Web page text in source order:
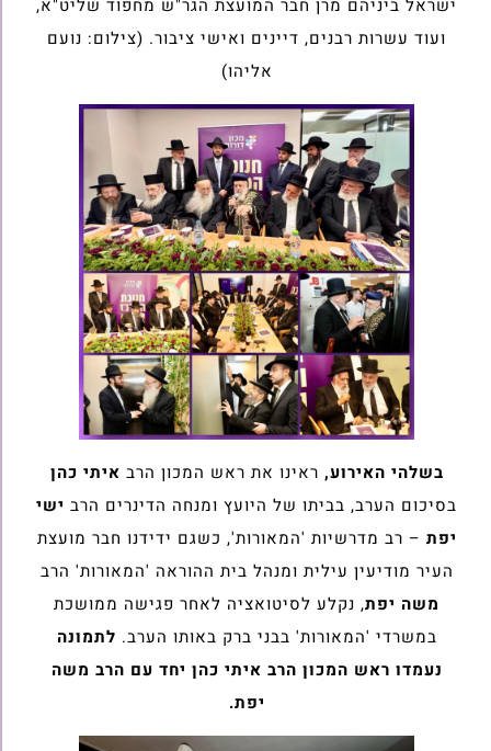
ישראל ביניהם מרן חבר המועצת הגר"ש מחפוד שליט"א,
ועוד עשרות רבנים, דיינים ואישי ציבור. (צילום: נועם
אליהו)
בשלהי האירוע, ראינו את ראש המכון הרב איתי כהן
בסיכום הערב, בביתו של היועץ ומנחה הדינרים הרב ישי
יפת – רב מדרשיות 'המאורות', כשגם ידידנו חבר מועצת
העיר מודיעין עילית ומנהל בית ההוראה 'המאורות' הרב
משה יפת, נקלע לסיטואציה לאחר פגישה ממושכת
במשרדי 'המאורות' בבני ברק באותו הערב. לתמונה
נעמדו ראש המכון הרב איתי כהן יחד עם הרב משה
יפת.